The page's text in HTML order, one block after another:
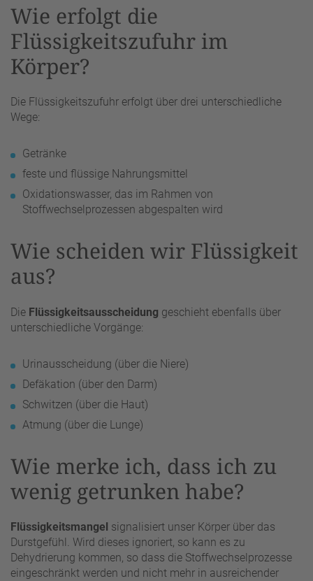
Wie erfolgt die
Flüssigkeitszufuhr im
Körper?
Die Flüssigkeitszufuhr erfolgt über drei unterschiedliche
Wege:
Getränke
feste und flüssige Nahrungsmittel
Oxidationswasser, das im Rahmen von
Stoffwechselprozessen abgespalten wird
Wie scheiden wir Flüssigkeit
aus?
Die Flüssigkeitsausscheidung geschieht ebenfalls über
unterschiedliche Vorgänge:
Urinausscheidung (über die Niere)
Defäkation (über den Darm)
Schwitzen (über die Haut)
Atmung (über die Lunge)
Wie merke ich, dass ich zu
wenig getrunken habe?
Flüssigkeitsmangel signalisiert unser Körper über das
Durstgefühl. Wird dieses ignoriert, so kann es zu
Dehydrierung kommen, so dass die Stoffwechselprozesse
eingeschränkt werden und nicht mehr in ausreichender